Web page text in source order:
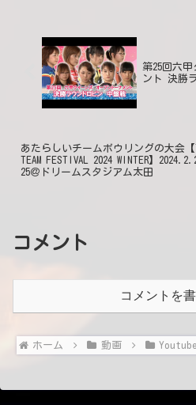
第25回六
ント 決勝
あたらしいチームボウリングの大会【
TEAM FESTIVAL 2024 WINTER】
25＠ドリームスタジアム太田
コメント
コメントを
ホーム 動画